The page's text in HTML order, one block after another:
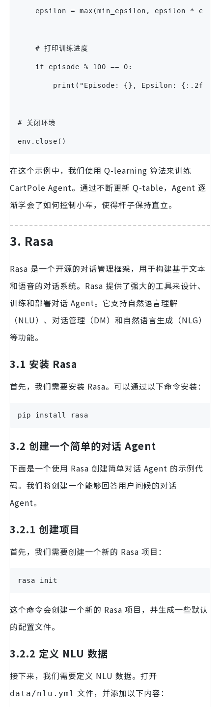
epsilon = max(min_epsilon, epsilon *
    # 打印训练进度
    if episode % 100 == 0:
print("Episode: {}, Epsilon:
# 关闭环境
env.close()
在这个示例中，我们使用 Q-learning 算法来训练
CartPole Agent。通过不断更新 Q-table，Agent 逐
渐学会了如何控制小车，使得杆子保持直立。
3. Rasa
Rasa 是一个开源的对话管理框架，用于构建基于文本
和语音的对话系统。Rasa 提供了强大的工具来设计、
训练和部署对话 Agent。它支持自然语言理解
（NLU）、对话管理（DM）和自然语言生成（NLG）
等功能。
3.1 安装 Rasa
首先，我们需要安装 Rasa。可以通过以下命令安装：
pip install rasa
3.2 创建一个简单的对话 Agent
下面是一个使用 Rasa 创建简单对话 Agent 的示例代
码。我们将创建一个能够回答用户问候的对话
Agent。
3.2.1 创建项目
首先，我们需要创建一个新的 Rasa 项目：
rasa init
这个命令会创建一个新的 Rasa 项目，并生成一些默认
的配置文件。
3.2.2 定义 NLU 数据
接下来，我们需要定义 NLU 数据。打开
data/nlu.yml 文件，并添加以下内容：